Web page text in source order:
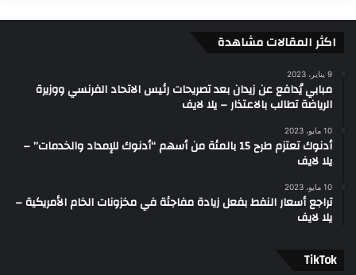
اكثر المقالات مشاهدة
9 يناير، 2023
مبابي يُدافع عن زيدان بعد تصريحات رئيس الاتحاد الفرنسي ووزيرة
الرياضة تطالب بالاعتذار – يلا لايف
10 مايو، 2023
أدنوك تعتزم طرح 15 بالمئة من أسهم “أدنوك للإمداد والخدمات” –
يلا لايف
10 مايو، 2023
تراجع أسعار النفط بفعل زيادة مفاجئة في مخزونات الخام الأمريكية –
يلا لايف
‫TikTok